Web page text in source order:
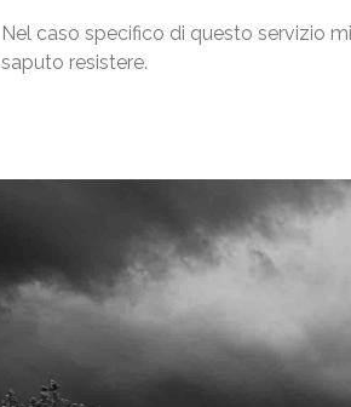
Nel caso specifico di questo servizio
saputo resistere.